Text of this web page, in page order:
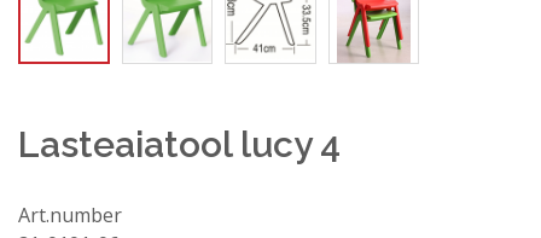
Lasteaiatool lucy 4
Art.number